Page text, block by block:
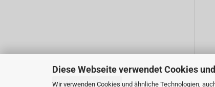
Diese Webseite verwendet Cookies
Wir verwenden Cookies und ähnliche Technologien,
Vertrag widerrufen